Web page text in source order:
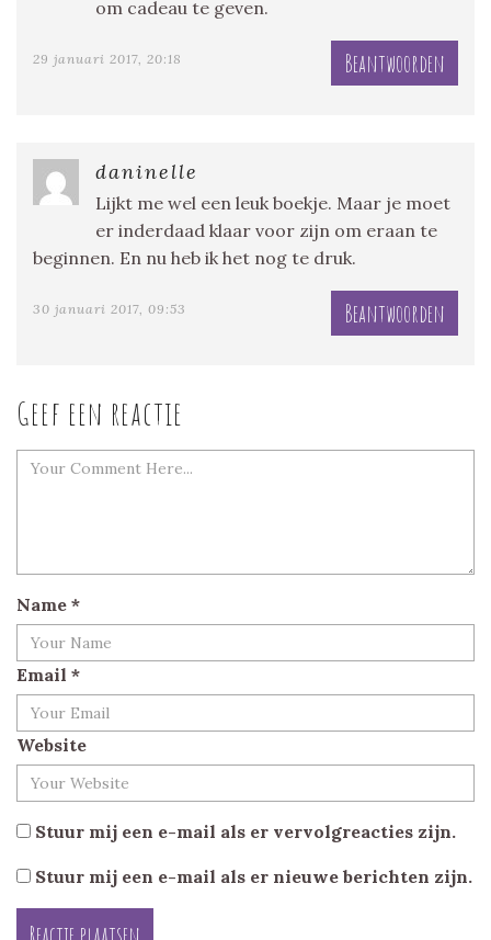
om cadeau te geven.
29 januari 2017, 20:18 Beantwoorden
daninelle
Lijkt me wel een leuk boekje. Maar je moet
er inderdaad klaar voor zijn om eraan te
beginnen. En nu heb ik het nog te druk.
30 januari 2017, 09:53 Beantwoorden
Geef een reactie
Name *
Email *
Website
Stuur mij een e-mail als er vervolgreacties zijn.
Stuur mij een e-mail als er nieuwe berichten zijn.